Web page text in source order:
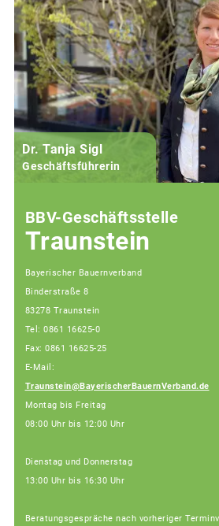
Dr. Tanja Sigl
Geschäftsführerin
BBV-Geschäftsstelle
Traunstein
Bayerischer Bauernverband
Binderstraße 8
83278 Traunstein
Tel: 0861 16625-0
Fax: 0861 16625-25
E-Mail:
Traunstein@BayerischerBauernVerband.de
Montag bis Freitag
08:00 Uhr bis 12:00 Uhr
Dienstag und Donnerstag
13:00 Uhr bis 16:30 Uhr
Beratungsgespräche nach vorheriger